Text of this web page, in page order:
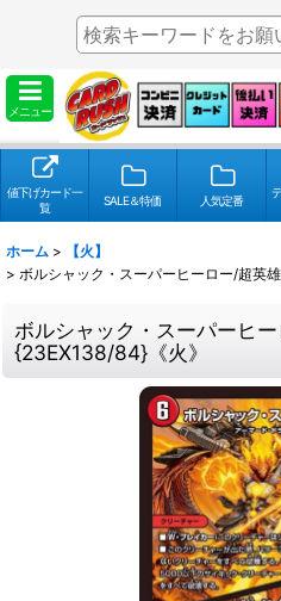
メニュー
値下げカード一
覧
SALE＆特価 人気定番
ホーム >
【火】
> ボルシャック・スーパーヒーロー/超英
ボルシャック・スーパーヒー
{23EX138/84}《火》